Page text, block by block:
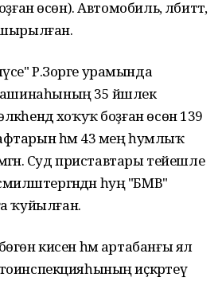
боҙған өсөн). Автомобиль, әлбиттә,
Р.Зорге урамында
35 йәшлек
хоҡуҡ боҙған өсөн 139
һәм 43 мең һумлыҡ
Суд приставтары тейешле
һуң "БМВ"
ҡуйылған.
бөгөн кисен һәм артабанғы ял
иҫкәртеү